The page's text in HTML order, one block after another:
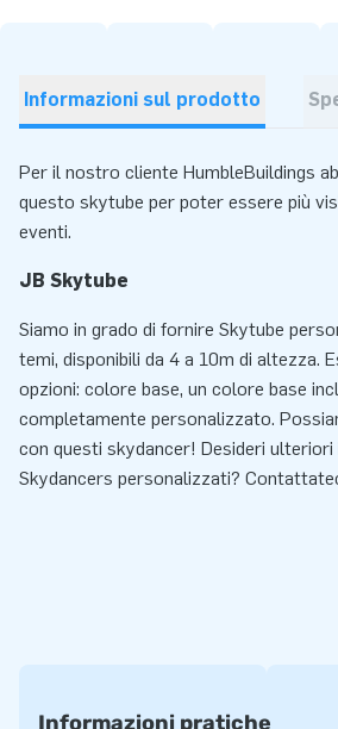
Informazioni sul prodotto
Per il nostro cliente HumbleBuildings
questo skytube per poter essere più
eventi.
JB Skytube
Siamo in grado di fornire Skytube
temi, disponibili da 4 a 10m di altezza.
opzioni: colore base, un colore base
completamente personalizzato.
con questi skydancer! Desideri
Skydancers personalizzati?
Informazioni pratiche